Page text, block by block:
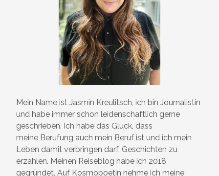
Mein Name ist Jasmin Kreulitsch, ich bin Journalistin
und habe immer schon leidenschaftlich gerne
geschrieben. Ich habe das Glück, dass
meine Berufung auch mein Beruf ist und ich mein
Leben damit verbringen darf, Geschichten zu
erzählen. Meinen Reiseblog habe ich 2018
gegründet. Auf Kosmopoetin nehme ich meine